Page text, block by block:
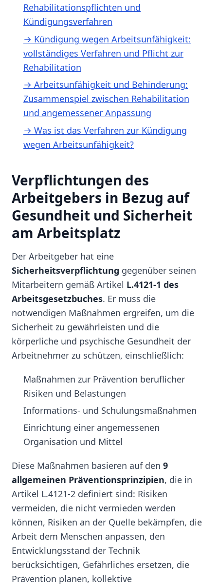
Rehabilitationspflichten und
Kündigungsverfahren
→ Kündigung wegen Arbeitsunfähigkeit:
vollständiges Verfahren und Pflicht zur
Rehabilitation
→ Arbeitsunfähigkeit und Behinderung:
Zusammenspiel zwischen Rehabilitation
und angemessener Anpassung
→ Was ist das Verfahren zur Kündigung
wegen Arbeitsunfähigkeit?
Verpflichtungen des
Arbeitgebers in Bezug auf
Gesundheit und Sicherheit
am Arbeitsplatz
Der Arbeitgeber hat eine
Sicherheitsverpflichtung gegenüber seinen
Mitarbeitern gemäß Artikel L.4121-1 des
Arbeitsgesetzbuches. Er muss die
notwendigen Maßnahmen ergreifen, um die
Sicherheit zu gewährleisten und die
körperliche und psychische Gesundheit der
Arbeitnehmer zu schützen, einschließlich:
Maßnahmen zur Prävention beruflicher
Risiken und Belastungen
Informations- und Schulungsmaßnahmen
Einrichtung einer angemessenen
Organisation und Mittel
Diese Maßnahmen basieren auf den 9
allgemeinen Präventionsprinzipien, die in
Artikel L.4121-2 definiert sind: Risiken
vermeiden, die nicht vermieden werden
können, Risiken an der Quelle bekämpfen, die
Arbeit dem Menschen anpassen, den
Entwicklungsstand der Technik
berücksichtigen, Gefährliches ersetzen, die
Prävention planen, kollektive